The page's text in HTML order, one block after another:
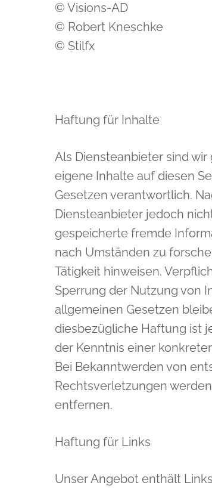
© Visions-AD
© Robert Kneschke
© Stilfx
Haftung für Inhalte
Als Diensteanbieter sind wir
eigene Inhalte auf diesen
Gesetzen verantwortlich.
Diensteanbieter jedoch
gespeicherte fremde
nach Umständen zu
Tätigkeit hinweisen.
Sperrung der Nutzung von
allgemeinen Gesetzen
diesbezügliche Haftung ist
der Kenntnis einer
Bei Bekanntwerden von
Rechtsverletzungen
entfernen.
Haftung für Links
Unser Angebot enthält